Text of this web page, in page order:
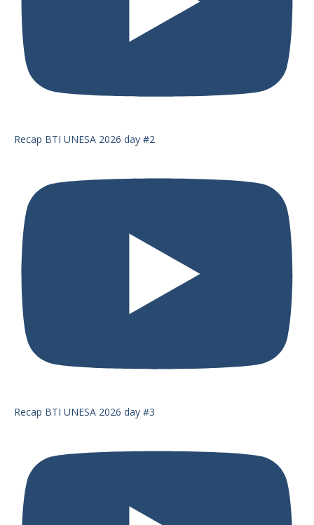
Recap BTI UNESA 2026 day #2
Recap BTI UNESA 2026 day #3